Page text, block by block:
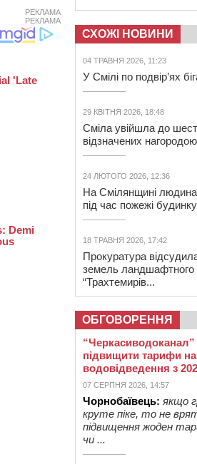
РЕКЛАМА
РЕКЛАМА
СХОЖІ НОВИНИ
04 ТРАВНЯ 2026, 11:23
У Смілі по подвір’ях
29 КВІТНЯ 2026, 18:48
Сміла увійшла до
відзначених
24 ЛЮТОГО 2026, 12:36
На Смілянщині людина
під час пожежі будинку
18 ТРАВНЯ 2026, 17:42
Прокуратура
земель ландшафтного
“Трахтемирів...
ОБГОВОРЕННЯ
підвищити тарифи
водовідведення з
07 СЕРПНЯ 2026, 14:57
Чорнобаївець: якщо
круте піке, то не
підвищення жоден
чи ...